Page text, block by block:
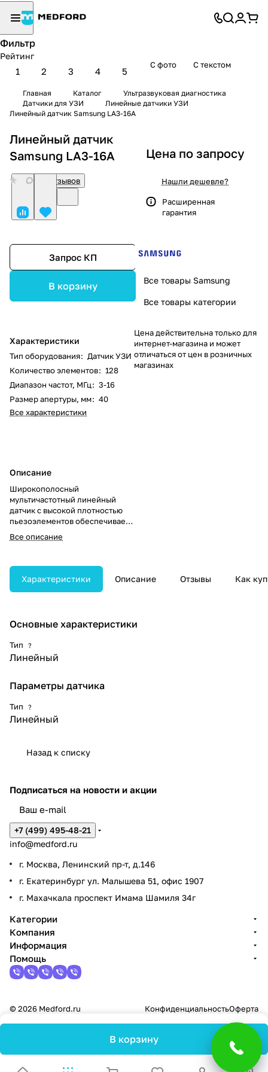
Фильтр
Рейтинг
1 2 3 4 5
С фото С текстом
Главная Каталог
Ультразвуковая диагностика
Датчики для УЗИ
Линейные датчики УЗИ
Линейный датчик Samsung LA3-16A
Линейный датчик
Samsung LA3-16A
Нет отзывов
Запрос КП
В корзину
Характеристики
Тип оборудования: Датчик УЗИ
Количество элементов: 128
Диапазон частот, МГц: 3-16
Размер апертуры, мм: 40
Все характеристики
Описание
Широкополосный
мультичастотный линейный
датчик с высокой плотностью
пьезоэлементов обеспечивает
высокое разрешение при
поверхностной визуализации,
щитовидной железы, мягких
тканей, мускуло-скелетных и
педиатрических исследований.
Все описание
Цена по запросу
Нашли дешевле?
Расширенная
гарантия
Все товары Samsung
Все товары категории
Цена действительна только для
интернет-магазина и может
отличаться от цен в розничных
магазинах
Характеристики Описание Отзывы Как
Основные характеристики
Тип ?
Линейный
Параметры датчика
Тип ?
Линейный
Назад к списку
В корзину
Подписаться на новости и акции
+7 (499) 495-48-21
info@medford.ru
г. Москва, Ленинский пр-т, д.146
г. Екатеринбург ул. Малышева 51, офис 1907
г. Махачкала проспект Имама Шамиля 34г
Категории
Компания
Информация
Помощь
© 2026 Medford.ru КонфиденциальностьОферта